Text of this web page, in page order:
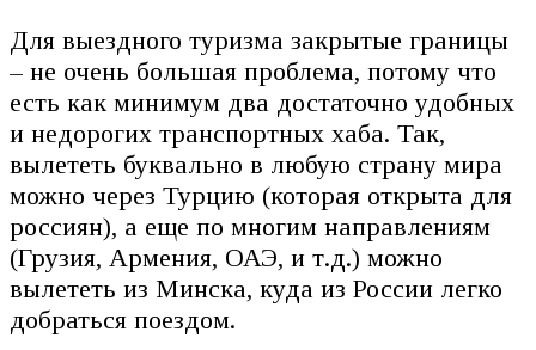
Для выездного туризма закрытые границы
– не очень большая проблема, потому что
есть как минимум два достаточно удобных
и недорогих транспортных хаба. Так,
вылететь буквально в любую страну мира
можно через Турцию (которая открыта для
россиян), а еще по многим направлениям
(Грузия, Армения, ОАЭ, и т.д.) можно
вылететь из Минска, куда из России легко
добраться поездом.